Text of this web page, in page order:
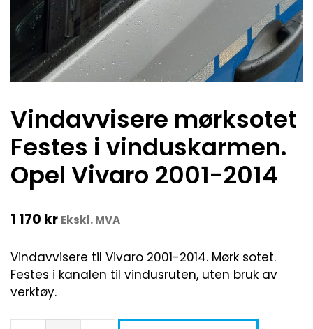
Vindavvisere mørksotet
Festes i vinduskarmen.
Opel Vivaro 2001-2014
1 170 kr Ekskl. MVA
Vindavvisere til Vivaro 2001-2014. Mørk sotet.
Festes i kanalen til vindusruten, uten bruk av
verktøy.